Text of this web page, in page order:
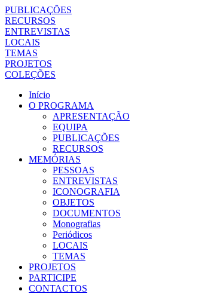
PUBLICAÇÕES
RECURSOS
ENTREVISTAS
LOCAIS
TEMAS
PROJETOS
COLEÇÕES
Início
O PROGRAMA
APRESENTAÇÃO
EQUIPA
PUBLICAÇÕES
RECURSOS
MEMÓRIAS
PESSOAS
ENTREVISTAS
ICONOGRAFIA
OBJETOS
DOCUMENTOS
Monografias
Periódicos
LOCAIS
TEMAS
PROJETOS
PARTICIPE
CONTACTOS